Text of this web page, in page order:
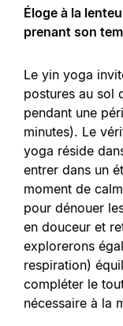
Éloge à la
prenant son
Le yin yoga
postures au sol
pendant une
minutes). Le
yoga réside
entrer dans un
moment de
pour dénouer
en douceur et
explorerons
respiration)
compléter le
nécessaire à la